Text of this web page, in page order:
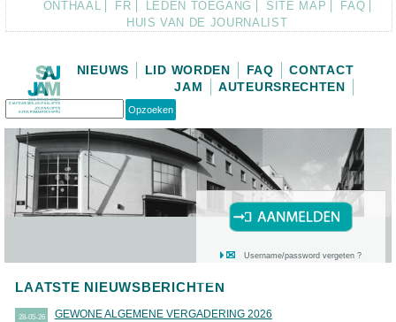
ONTHAAL FR LEDEN TOEGANG SITE MAP
FAQ
HUIS VAN DE JOURNALIST
CONTACT
FAQ
LID WORDEN
NIEUWS
AUTEURSRECHTEN
JAM
Username/password vergeten ?
LAATSTE NIEUWSBERICHTEN
28-05-26 GEWONE ALGEMENE VERGADERING 2026